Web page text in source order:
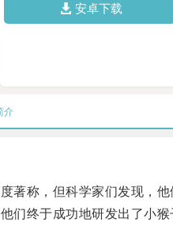
安卓下载
介
称，但科学家们发现，他
终于成功地研发出了小猴